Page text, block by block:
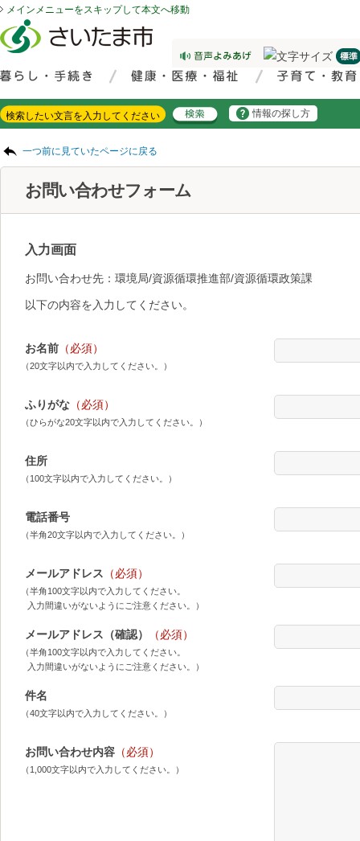
メインメニューをスキップして本文へ移動
情報の探し方
一つ前に見ていたページに戻る
お問い合わせフォーム
入力画面
お問い合わせ先：環境局/資源循環推進部/資源循環政策課
以下の内容を入力してください。
お名前 （必須）
（20文字以内で入力してください。）
ふりがな （必須）
（ひらがな20文字以内で入力してください。）
住所
（100文字以内で入力してください。）
電話番号
（半角20文字以内で入力してください。）
メールアドレス （必須）
（半角100文字以内で入力してください。
入力間違いがないようにご注意ください。）
メールアドレス（確認） （必須）
（半角100文字以内で入力してください。
入力間違いがないようにご注意ください。）
件名
（40文字以内で入力してください。）
お問い合わせ内容 （必須）
（1,000文字以内で入力してください。）